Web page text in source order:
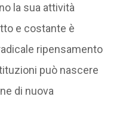
la sua attività
e costante è
ripensamento
può nascere
di nuova